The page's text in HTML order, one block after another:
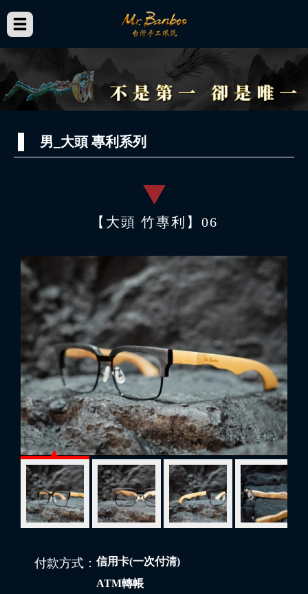
男_大頭 專利系列
【大頭 竹專利】06
付款方式： 信用卡(一次付清)
ATM轉帳